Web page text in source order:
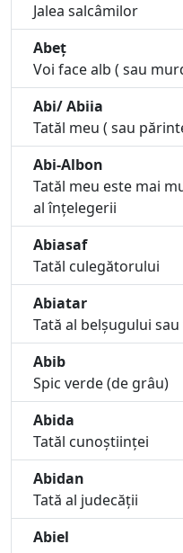
Jalea salcâmilor
Abeț
Voi face alb ( sau
Abi/ Abiia
Tatăl meu ( sau
Abi-Albon
Tatăl meu este mai
al înțelegerii
Abiasaf
Tatăl culegătorului
Abiatar
Tată al belșugului
Abib
Spic verde (de grâu)
Abida
Tatăl cunoștiinței
Abidan
Tată al judecății
Abiel